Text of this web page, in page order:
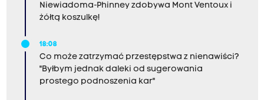
Niewiadoma-Phinney zdobywa Mont Ventoux i
żółtą koszulkę!
18:08
Co może zatrzymać przestępstwa z nienawiści?
"Byłbym jednak daleki od sugerowania
prostego podnoszenia kar"